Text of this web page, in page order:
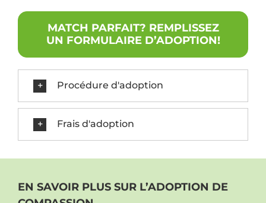
MATCH PARFAIT? REMPLISSEZ
UN FORMULAIRE D’ADOPTION!
Procédure d'adoption
Frais d'adoption
EN SAVOIR PLUS SUR L’ADOPTION DE